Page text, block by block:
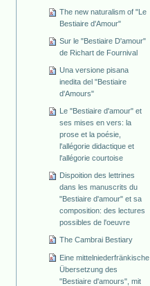
The new naturalism of "Le
Bestiaire d'Amour"
Sur le "Bestiaire D'amour"
de Richart de Fournival
Una versione pisana
inedita del "Bestiaire
d'Amours"
Le "Bestiaire d'amour" et
ses mises en vers: la
prose et la poésie,
l'allégorie didactique et
l'allégorie courtoise
Dispoition des lettrines
dans les manuscrits du
"Bestiaire d'amour" et sa
composition: des lectures
possibles de l'oeuvre
The Cambrai Bestiary
Eine mittelniederfränkische
Übersetzung des
"Bestiaire d'amours", mit